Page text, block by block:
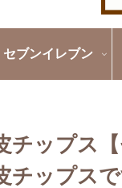
セブンイレブン
チップス
チップス